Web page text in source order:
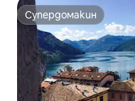
Супердомакин
Супердомакин